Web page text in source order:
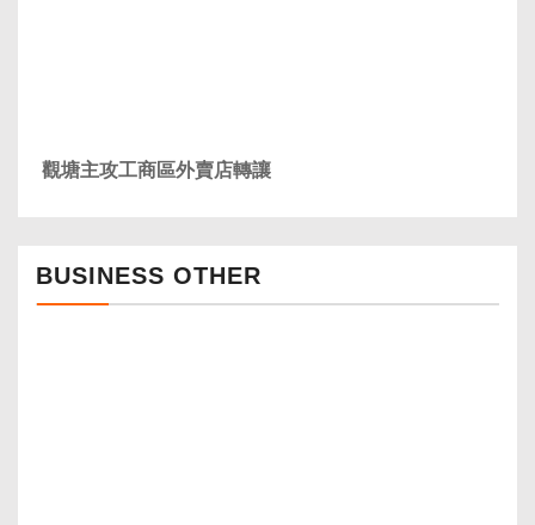
觀塘主攻工商區外賣店轉讓
BUSINESS OTHER